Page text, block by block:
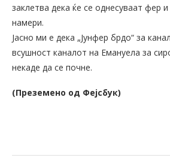
заклетва дека ќе се однесуваат фер
намери.
Јасно ми е дека „Јунфер брдо“ за
всушност каналот на Емануела за
некаде да се почне.
(Преземено од Фејсбук)